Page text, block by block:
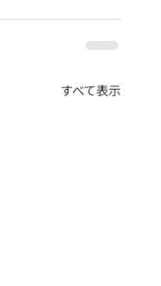
すべて表示